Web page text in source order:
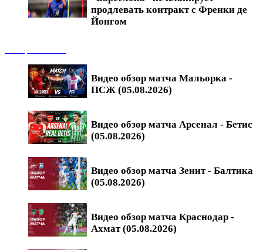
продлевать контракт с Френки де
Йонгом
Видео обзор матча Мальорка -
ПСЖ (05.08.2026)
Видео обзор матча Арсенал - Бетис
(05.08.2026)
Видео обзор матча Зенит - Балтика
(05.08.2026)
Видео обзор матча Краснодар -
Ахмат (05.08.2026)